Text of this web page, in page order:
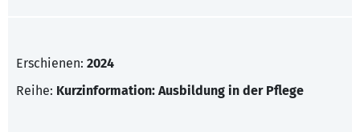
Erschienen: 2024
Reihe: Kurzinformation: Ausbildung in der Pflege